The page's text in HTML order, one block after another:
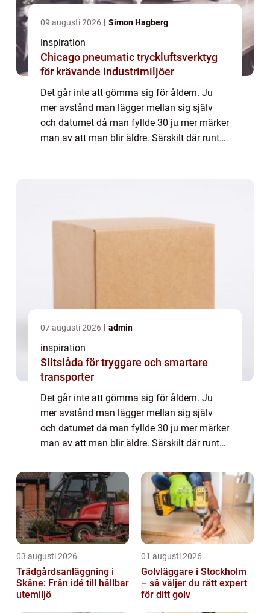
09 augusti 2026 Simon Hagberg
inspiration
Chicago pneumatic tryckluftsverktyg
för krävande industrimiljöer
Det går inte att gömma sig för åldern. Ju
mer avstånd man lägger mellan sig själv
och datumet då man fyllde 30 ju mer märker
man av att man blir äldre. Särskilt där runt
07 augusti 2026 admin
inspiration
Slitslåda för tryggare och smartare
transporter
Det går inte att gömma sig för åldern. Ju
mer avstånd man lägger mellan sig själv
och datumet då man fyllde 30 ju mer märker
man av att man blir äldre. Särskilt där runt
att man inte är ung längre. Man måst...
03 augusti 2026
Trädgårdsanläggning i
Skåne: Från idé till hållbar
utemiljö
01 augusti 2026
Golvläggare i Stockholm
– så väljer du rätt expert
för ditt golv